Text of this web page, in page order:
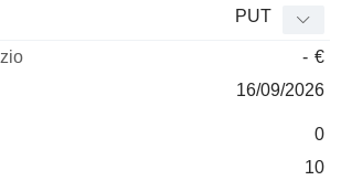
PUT
- €
16/09/2026
0
10